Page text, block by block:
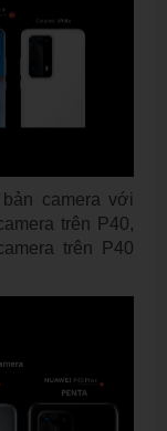
camera với
trên P40,
trên P40